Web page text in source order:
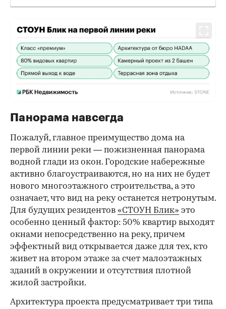
Панорама навсегда
Пожалуй, главное преимущество дома на
первой линии реки — пожизненная панорама
водной глади из окон. Городские набережные
активно благоустраиваются, но на них не будет
нового многоэтажного строительства, а это
означает, что вид на реку останется нетронутым.
Для будущих резидентов «СТОУН Блик» это
особенно ценный фактор: 50% квартир выходят
окнами непосредственно на реку, причем
эффектный вид открывается даже для тех, кто
живет на втором этаже за счет малоэтажных
зданий в окружении и отсутствия плотной
жилой застройки.
Архитектура проекта предусматривает три типа